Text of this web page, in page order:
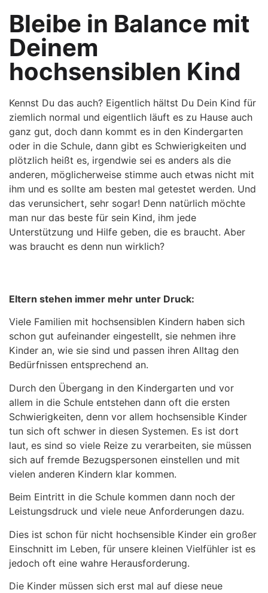
Bleibe in Balance mit
Deinem
hochsensiblen Kind
Kennst Du das auch? Eigentlich hältst Du Dein Kind für
ziemlich normal und eigentlich läuft es zu Hause auch
ganz gut, doch dann kommt es in den Kindergarten
oder in die Schule, dann gibt es Schwierigkeiten und
plötzlich heißt es, irgendwie sei es anders als die
anderen, möglicherweise stimme auch etwas nicht mit
ihm und es sollte am besten mal getestet werden. Und
das verunsichert, sehr sogar! Denn natürlich möchte
man nur das beste für sein Kind, ihm jede
Unterstützung und Hilfe geben, die es braucht. Aber
was braucht es denn nun wirklich?
Eltern stehen immer mehr unter Druck:
Viele Familien mit hochsensiblen Kindern haben sich
schon gut aufeinander eingestellt, sie nehmen ihre
Kinder an, wie sie sind und passen ihren Alltag den
Bedürfnissen entsprechend an.
Durch den Übergang in den Kindergarten und vor
allem in die Schule entstehen dann oft die ersten
Schwierigkeiten, denn vor allem hochsensible Kinder
tun sich oft schwer in diesen Systemen. Es ist dort
laut, es sind so viele Reize zu verarbeiten, sie müssen
sich auf fremde Bezugspersonen einstellen und mit
vielen anderen Kindern klar kommen.
Beim Eintritt in die Schule kommen dann noch der
Leistungsdruck und viele neue Anforderungen dazu.
Dies ist schon für nicht hochsensible Kinder ein großer
Einschnitt im Leben, für unsere kleinen Vielfühler ist es
jedoch oft eine wahre Herausforderung.
Die Kinder müssen sich erst mal auf diese neue